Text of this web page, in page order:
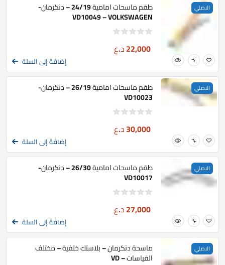
الاصلي طقم ماسحات امامية 24/19 – دنكرمان-
VD10049 – VOLKSWAGEN
22,000د.ع
إضافة إلى السلة
الاصلي طقم ماسحات امامية 26/19 – دنكرمان-
VD10023
30,000د.ع
إضافة إلى السلة
الاصلي طقم ماسحات امامية 26/30 – دنكرمان-
VD10017
27,000د.ع
إضافة إلى السلة
الاصلي ماسحة دنكرمان – بلاستك خلفية – مختلف
القياسات – VD